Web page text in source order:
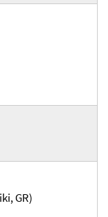
GR)